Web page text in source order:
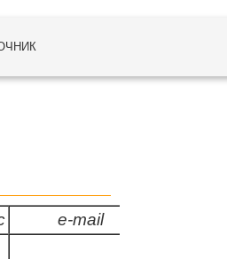
e-mail